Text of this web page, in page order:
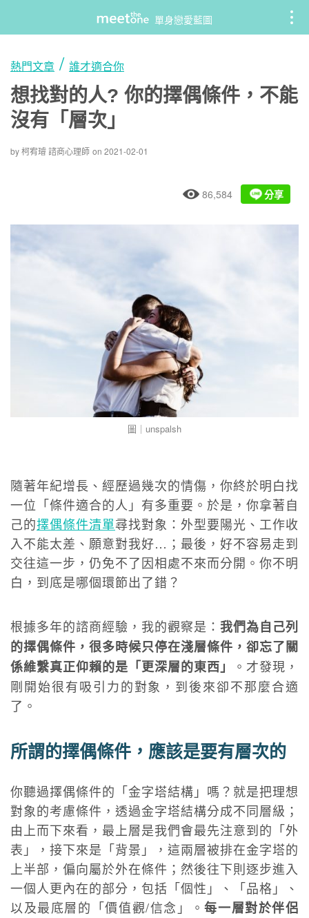
單身戀愛藍圖
熱門文章 / 誰才適合你
想找對的人? 你的擇偶條件，不能
沒有「層次」
by柯宥璿 諮商心理師 on 2021-02-01
86,584 分享
圖｜unspalsh
隨著年紀增長、經歷過幾次的情傷，你終於明白找
一位「條件適合的人」有多重要。於是，你拿著自
己的擇偶條件清單尋找對象：外型要陽光、工作收
入不能太差、願意對我好…；最後，好不容易走到
交往這一步，仍免不了因相處不來而分開。你不明
白，到底是哪個環節出了錯？
根據多年的諮商經驗，我的觀察是： 我們為自己列
的擇偶條件，很多時候只停在淺層條件，卻忘了關
係維繫真正仰賴的是「更深層的東西」
。才發現，
剛開始很有吸引力的對象，到後來卻不那麼合適
了。
所謂的擇偶條件，應該是要有層次的
你聽過擇偶條件的「金字塔結構」嗎？就是把理想
對象的考慮條件，透過金字塔結構分成不同層級；
由上而下來看，最上層是我們會最先注意到的「外
表」，接下來是「背景」，這兩層被排在金字塔的
上半部，偏向屬於外在條件；然後往下則逐步進入
一個人更內在的部分，包括「個性」、「品格」、
以及最底層的「價值觀/信念」。每一層對於伴侶